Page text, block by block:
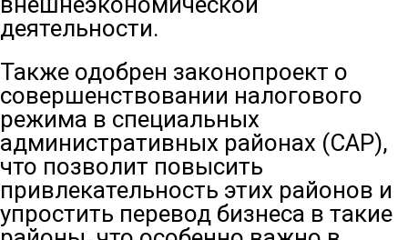
деятельности.
Также одобрен законопроект о
совершенствовании налогового
режима в специальных
административных районах (САР),
что позволит повысить
привлекательность этих районов и
упростить перевод бизнеса в такие